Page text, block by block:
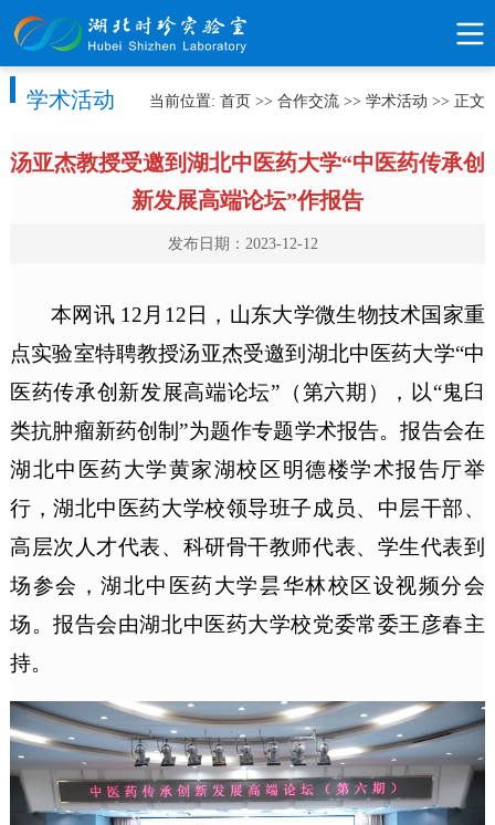
学术活动 当前位置:首页 >>合作交流 >>学术活动 >> 正文
汤亚杰教授受邀到湖北中医药大学“中医药传承创
新发展高端论坛”作报告
发布日期：2023-12-12
本网讯 12月12日，山东大学微生物技术国家重
点实验室特聘教授汤亚杰受邀到湖北中医药大学“中
医药传承创新发展高端论坛”（第六期），以“鬼臼
类抗肿瘤新药创制”为题作专题学术报告。报告会在
湖北中医药大学黄家湖校区明德楼学术报告厅举
行，湖北中医药大学校领导班子成员、中层干部、
高层次人才代表、科研骨干教师代表、学生代表到
场参会，湖北中医药大学昙华林校区设视频分会
场。报告会由湖北中医药大学校党委常委王彦春主
持。